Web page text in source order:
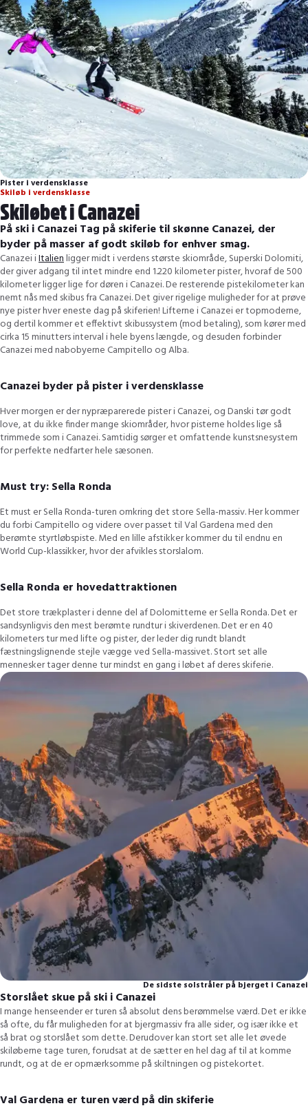
Pister i verdensklasse
Skiløb i verdensklasse
Skiløbet i Canazei
På ski i Canazei Tag på skiferie til skønne Canazei, der
byder på masser af godt skiløb for enhver smag.
Canazei iItalienligger midt i verdens største skiområde, Superski Dolomiti,
der giver adgang til intet mindre end 1.220 kilometer pister, hvoraf de 500
kilometer ligger lige for døren i Canazei. De resterende pistekilometer kan
nemt nås med skibus fra Canazei. Det giver rigelige muligheder for at prøve
nye pister hver eneste dag på skiferien! Lifterne i Canazei er topmoderne,
og dertil kommer et effektivt skibussystem (mod betaling), som kører med
cirka 15 minutters interval i hele byens længde, og desuden forbinder
Canazei med nabobyerne Campitello og Alba.
Canazei byder på pister i verdensklasse
Hver morgen er der nypræparerede pister i Canazei, og Danski tør godt
love, at du ikke finder mange skiområder, hvor pisterne holdes lige så
trimmede som i Canazei. Samtidig sørger et omfattende kunstsnesystem
for perfekte nedfarter hele sæsonen.
Must try: Sella Ronda
Et must er Sella Ronda-turen omkring det store Sella-massiv. Her kommer
du forbi Campitello og videre over passet til Val Gardena med den
berømte styrtløbspiste. Med en lille afstikker kommer du til endnu en
World Cup-klassikker, hvor der afvikles storslalom.
Sella Ronda er hovedattraktionen
Det store trækplaster i denne del af Dolomitterne er Sella Ronda. Det er
sandsynligvis den mest berømte rundtur i skiverdenen. Det er en 40
kilometers tur med lifte og pister, der leder dig rundt blandt
fæstningslignende stejle vægge ved Sella-massivet. Stort set alle
mennesker tager denne tur mindst en gang i løbet af deres skiferie.
De sidste solstråler på bjerget i Canazei
Storslået skue på ski i Canazei
I mange henseender er turen så absolut dens berømmelse værd. Det er ikke
så ofte, du får muligheden for at bjergmassiv fra alle sider, og især ikke et
så brat og storslået som dette. Derudover kan stort set alle let øvede
skiløberne tage turen, forudsat at de sætter en hel dag af til at komme
rundt, og at de er opmærksomme på skiltningen og pistekortet.
Val Gardena er turen værd på din skiferie